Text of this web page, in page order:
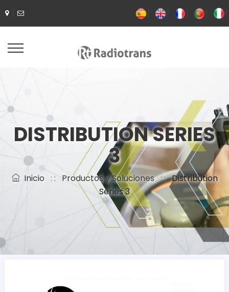
DISTRIBUTION SERIES
3
Inicio : : Productos y Soluciones: :Distribution
Series 3